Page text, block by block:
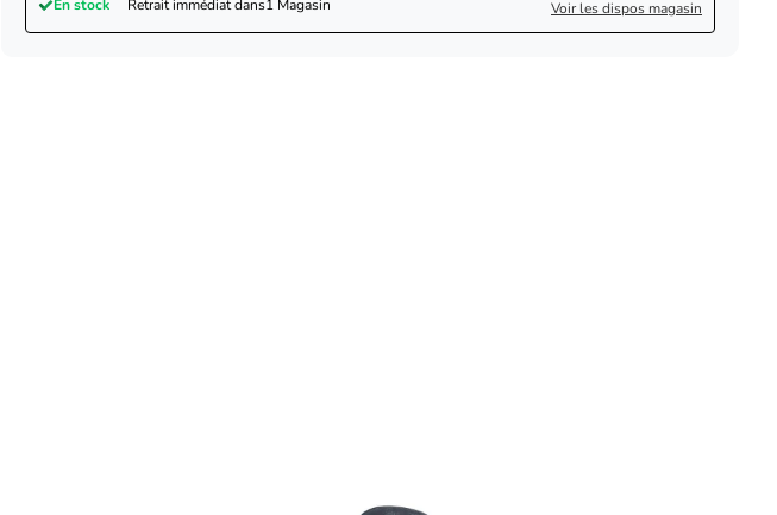
En stock
Retrait immédiat dans1 Magasin Voir les dispos magasin